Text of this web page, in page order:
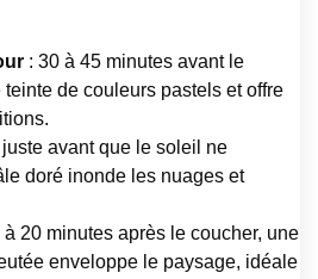
: 30 à 45 minutes avant le
de couleurs pastels et offre
juste avant que le soleil ne
doré inonde les nuages et
à 20 minutes après le coucher, une
enveloppe le paysage, idéale